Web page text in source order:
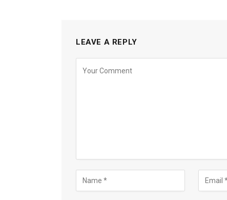
LEAVE A REPLY